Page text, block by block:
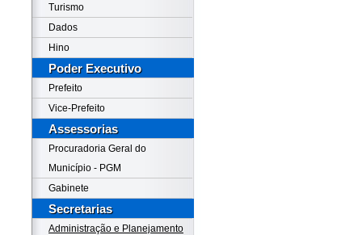
Turismo
Dados
Hino
Poder Executivo
Prefeito
Vice-Prefeito
Assessorias
Procuradoria Geral do
Município - PGM
Gabinete
Secretarias
Administração e Planejamento